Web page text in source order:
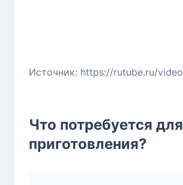
Что потребуется для
приготовления?